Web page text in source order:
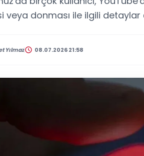
veya donması ile ilgili detaylar
Yılmaz 08.07.2026 21:58